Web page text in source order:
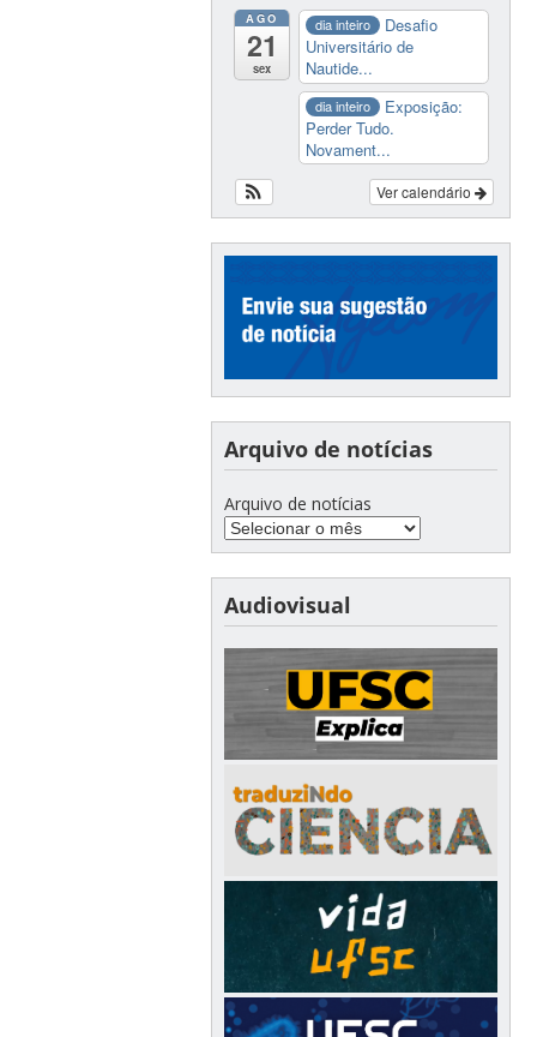
AGO
21
sex
dia inteiro
Desafio
Universitário de
Nautide...
dia inteiro
Exposição:
Perder Tudo.
Novament...
Ver calendário
Arquivo de notícias
Arquivo de notícias
Audiovisual